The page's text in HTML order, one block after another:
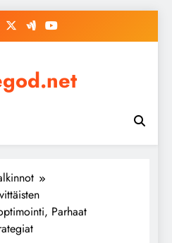
Parhaat